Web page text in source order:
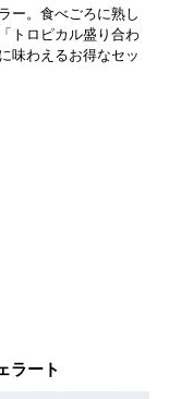
ー。食べごろに熟し
トロピカル盛り合わ
味わえるお得なセッ
ラート